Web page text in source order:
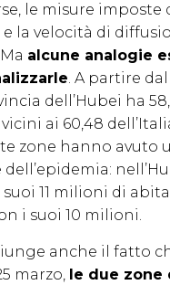
le misure imposte
la velocità di
alcune analogie
. A partire
dell’Hubei ha
ai 60,48
zone hanno avuto
11 milioni di
i suoi 10 milioni.
anche il fatto
marzo, le due